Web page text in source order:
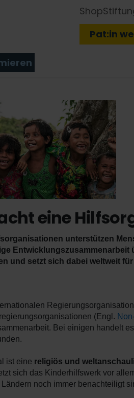
Pat:in
Shop
eine
unterstützen
Entwicklungszusammenarbeit
und setzt sich dabei weltweit
(Engl.
Bei einigen handelt
ist eine religiös und
sich das Kinderhilfswerk vor
noch immer benachteiligt